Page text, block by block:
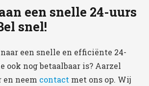
een snelle 24-uurs
snel!
een snelle en efficiënte 24-
ook nog betaalbaar is? Aarzel
en neem contact met ons op. Wij